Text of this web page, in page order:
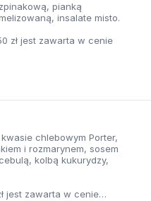
pianką
insalate misto.
zł jest zawarta w cenie
chlebowym Porter,
i rozmarynem, sosem
kolbą kukurydzy,
jest zawarta w cenie